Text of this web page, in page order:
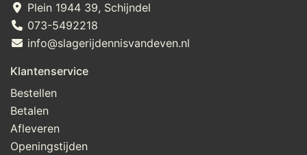
Plein 1944 39, Schijndel
073-5492218
info@slagerijdennisvandeven.nl
Klantenservice
Bestellen
Betalen
Afleveren
Openingstijden